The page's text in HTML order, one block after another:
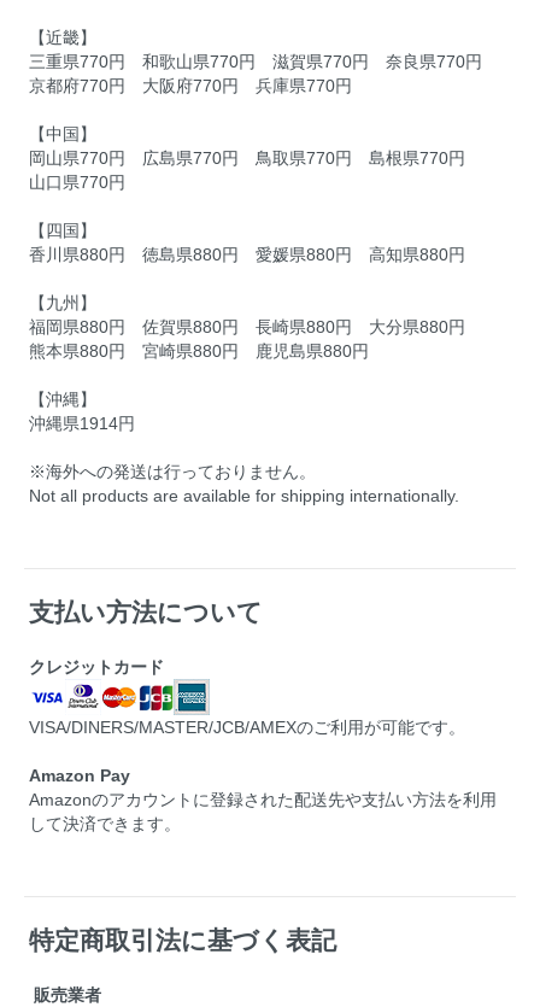
【近畿】
三重県770円 和歌山県770円 滋賀県770円 奈良県770円
京都府770円 大阪府770円 兵庫県770円
【中国】
岡山県770円 広島県770円 鳥取県770円 島根県770円
山口県770円
【四国】
香川県880円 徳島県880円 愛媛県880円 高知県880円
【九州】
福岡県880円 佐賀県880円 長崎県880円 大分県880円
熊本県880円 宮崎県880円 鹿児島県880円
【沖縄】
沖縄県1914円
※海外への発送は行っておりません。
Not all products are available for shipping internationally.
支払い方法について
クレジットカード
VISA/DINERS/MASTER/JCB/AMEXのご利用が可能です。
Amazon Pay
Amazonのアカウントに登録された配送先や支払い方法を利用
して決済できます。
特定商取引法に基づく表記
販売業者